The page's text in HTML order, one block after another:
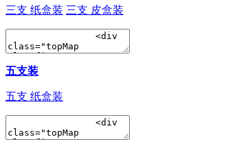
三支 纸盒装 三支 皮盒装
五支装
五支 纸盒装